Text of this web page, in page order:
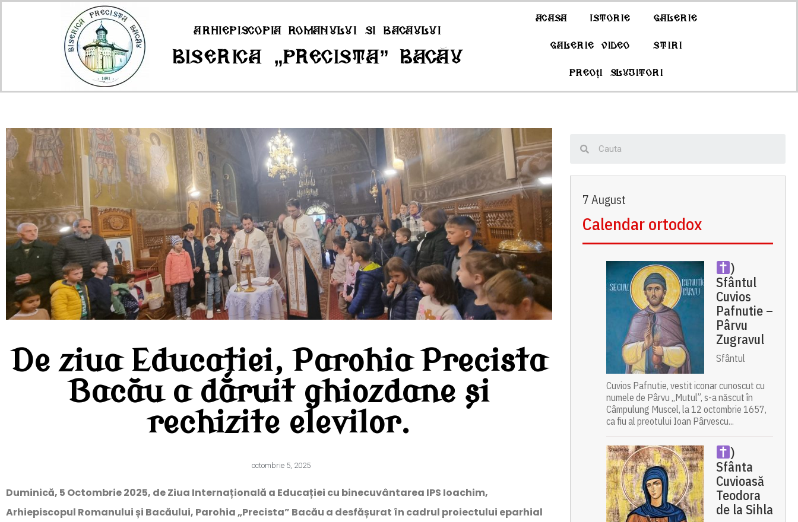
Arhiepiscopia Romanului si Bacăului
Biserica „Precista” Bacău
Acasa Istorie Galerie
Galerie Video Stiri
Preoți slujitori
De ziua Educației, Parohia Precista
Bacău a dăruit ghiozdane și
rechizite elevilor.
octombrie 5, 2025
Duminică, 5 Octombrie 2025, de Ziua Internațională a Educației cu binecuvântarea IPS Ioachim,
Arhiepiscopul Romanului și Bacăului, Parohia „Precista” Bacău a desfășurat în cadrul proiectului eparhial
7 August
Calendar ortodox
)
Sfântul
Cuvios
Pafnutie –
Pârvu
Zugravul
Sfântul
Cuvios Pafnutie, vestit iconar cunoscut cu
numele de Pârvu „Mutul”, s-a născut în
Câmpulung Muscel, la 12 octombrie 1657,
ca fiu al preotului Ioan Pârvescu...
)
Sfânta
Cuvioasă
Teodora
de la Sihla